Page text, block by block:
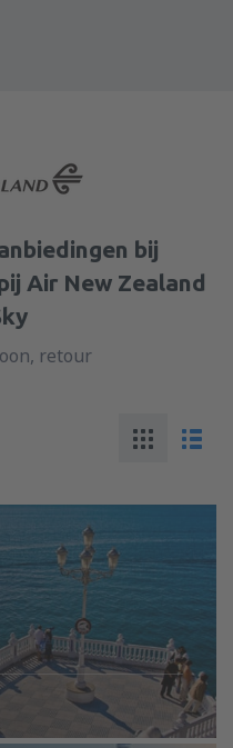
bij
Air New Zealand
retour